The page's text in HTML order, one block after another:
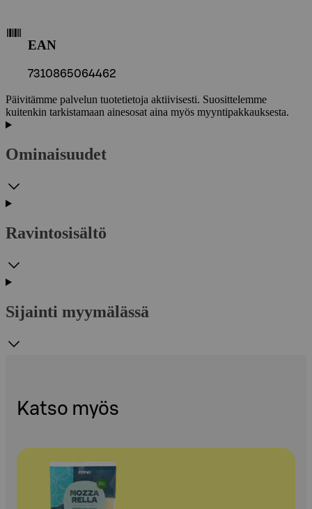
EAN
7310865064462
Päivitämme palvelun tuotetietoja aktiivisesti. Suosittelemme
kuitenkin tarkistamaan ainesosat aina myös myyntipakkauksesta.
Ominaisuudet
Ravintosisältö
Sijainti myymälässä
Katso myös